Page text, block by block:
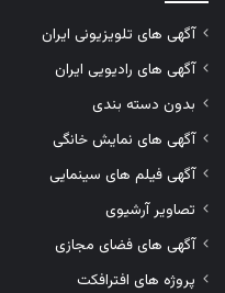
آگهی های تلویزیونی ایران
آگهی های رادیویی ایران
بدون دسته بندی
آگهی های نمایش خانگی
آگهی فیلم های سینمایی
تصاویر آرشیوی
آگهی های فضای مجازی
پروژه های افترافکت